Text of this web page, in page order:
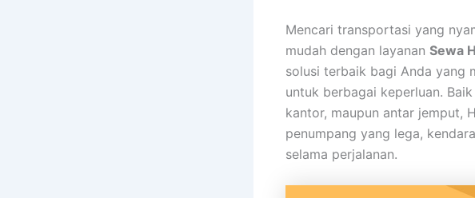
Mencari transportasi yang
mudah dengan layanan Sewa
solusi terbaik bagi Anda yang
untuk berbagai keperluan.
kantor, maupun antar jemput,
penumpang yang lega,
selama perjalanan.